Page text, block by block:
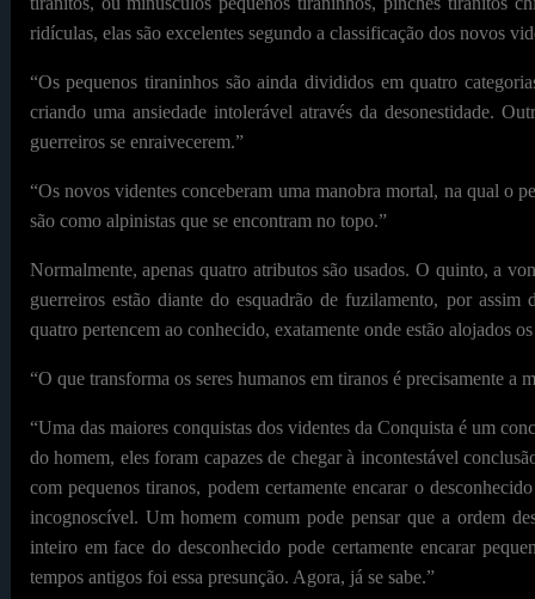
ridículas, elas são excelentes segundo a classificação dos novos
“Os pequenos tiraninhos são ainda divididos em quatro
criando uma ansiedade intolerável através da desonestidade.
guerreiros se enraivecerem.”
“Os novos videntes conceberam uma manobra mortal, na qual o
são como alpinistas que se encontram no topo.”
Normalmente, apenas quatro atributos são usados. O quinto, a
guerreiros estão diante do esquadrão de fuzilamento, por
quatro pertencem ao conhecido, exatamente onde estão alojados
“O que transforma os seres humanos em tiranos é precisamente a
“Uma das maiores conquistas dos videntes da Conquista é um
do homem, eles foram capazes de chegar à incontestável
com pequenos tiranos, podem certamente encarar o
incognoscível. Um homem comum pode pensar que a ordem
inteiro em face do desconhecido pode certamente encarar
tempos antigos foi essa presunção. Agora, já se sabe.”